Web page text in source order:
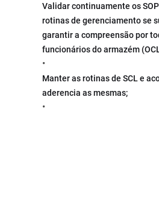
Validar continuamente os
rotinas de gerenciamento se
garantir a compreensão por
funcionários do armazém
Manter as rotinas de SCL e
aderencia as mesmas;